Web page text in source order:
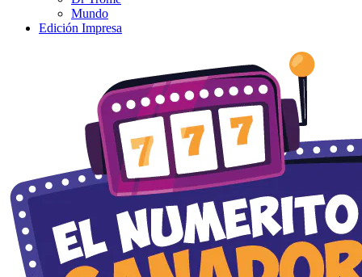
Mundo
Edición Impresa